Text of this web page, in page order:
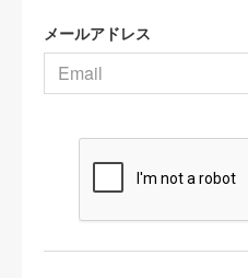
メールアドレス